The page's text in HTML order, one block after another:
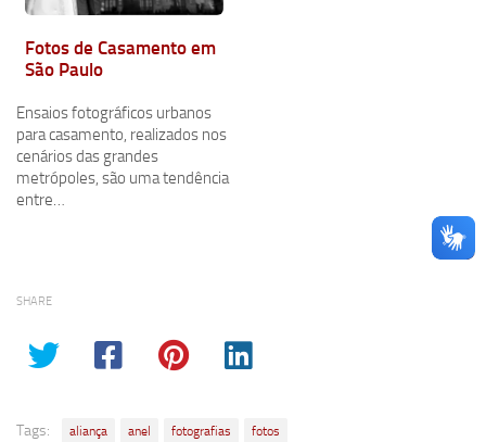
Fotos de Casamento em
São Paulo
Ensaios fotográficos urbanos
para casamento, realizados nos
cenários das grandes
metrópoles, são uma tendência
entre…
SHARE
Tags: aliança anel fotografias fotos